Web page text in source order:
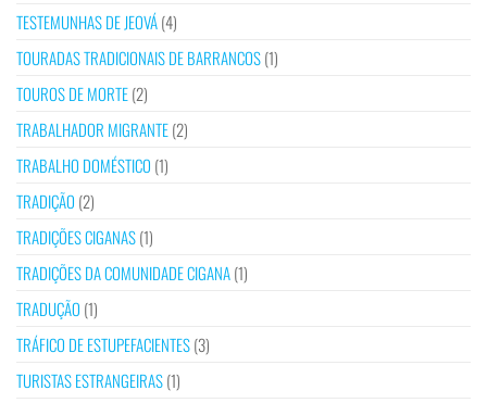
TESTEMUNHAS DE JEOVÁ(4)
TOURADAS TRADICIONAIS DE BARRANCOS(1)
TOUROS DE MORTE(2)
TRABALHADOR MIGRANTE(2)
TRABALHO DOMÉSTICO (1)
TRADIÇÃO (2)
TRADIÇÕES CIGANAS(1)
TRADIÇÕES DA COMUNIDADE CIGANA(1)
TRADUÇÃO (1)
TRÁFICO DE ESTUPEFACIENTES(3)
TURISTAS ESTRANGEIRAS(1)